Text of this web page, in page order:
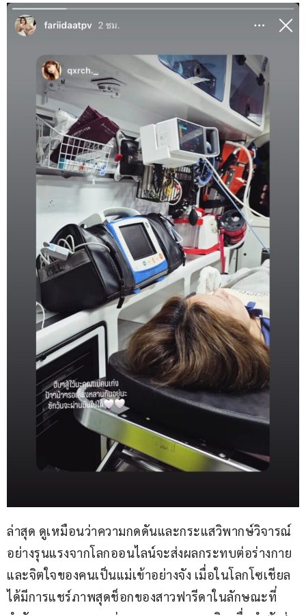
ล่าสุด ดูเหมือนว่าความกดดันและกระแสวิพากษ์วิจารณ์
อย่างรุนแรงจากโลกออนไลน์จะส่งผลกระทบต่อร่างกาย
และจิตใจของคนเป็นแม่เข้าอย่างจัง เมื่อในโลกโซเชียล
ได้มีการแชร์ภาพสุดช็อกของสาวฟารีดาในลักษณะที่